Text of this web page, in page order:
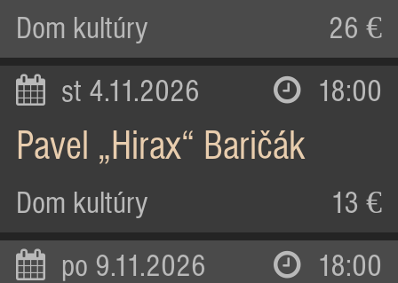
Dom kultúry 26 €
st 4.11.2026 18:00
Pavel „Hirax“ Baričák
Dom kultúry 13 €
po 9.11.2026 18:00